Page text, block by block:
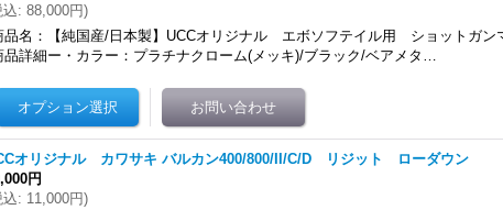
ンカム、スポーツスターに適合します ショッピングサイトよりお買い求め頂けま
込: 88,000円)
品名：【純国産/日本製】UCCオリジナル エボソフテイル用 ショットガン
品詳細ー・カラー：プラチナクローム(メッキ)/ブラック/ベアメタ…
オリジナル カワサキ バルカン400/800/II/C/D リジット ローダウン
円
込: 11,000円)